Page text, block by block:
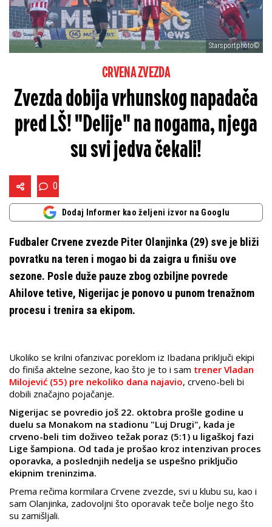
Starsportphoto©
CRVENA ZVEZDA
Zvezda dobija vrhunskog napadača
pred LŠ! "Delije" na nogama, njega
su svi jedva čekali!
0
Dodaj Informer kao željeni izvor na Googlu
Fudbaler Crvene zvezde Piter Olanjinka (29) sve je bliži
povratku na teren i mogao bi da zaigra u finišu ove
sezone. Posle duže pauze zbog ozbiljne povrede
Ahilove tetive, Nigerijac je ponovo u punom trenažnom
procesu i trenira sa ekipom.
Ukoliko se krilni ofanzivac poreklom iz Ibadana priključi ekipi
do finiša aktelne sezone, kao što je to i sam trener Vladan
Milojević (55) pre nekoliko dana najavio, crveno-beli bi
dobili značajno pojačanje.
Nigerijac se povredio još 22. oktobra prošle godine u
duelu sa Monakom na stadionu "Luj Drugi", kada je
crveno-beli tim doživeo težak poraz (5:1) u ligaškoj fazi
Lige šampiona. Od tada je prošao kroz intenzivan proces
oporavka, a poslednjih nedelja se uspešno priključio
ekipnim treninzima.
Prema rečima kormilara Crvene zvezde, svi u klubu su, kao i
sam Olanjinka, zadovoljni što oporavak teče bolje nego što
su zamišljali.